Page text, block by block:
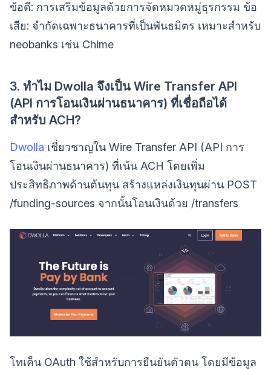
ข้อดี: การเสริมข้อมูลด้วยการจัดหมวดหมู่ธุรกรรม ข้อ
เสีย: จำกัดเฉพาะธนาคารที่เป็นพันธมิตร เหมาะสำหรับ
neobanks เช่น Chime
3. ทำไม Dwolla จึงเป็น Wire Transfer API
(API การโอนเงินผ่านธนาคาร) ที่เชื่อถือได้
สำหรับ ACH?
Dwolla เชี่ยวชาญใน Wire Transfer API (API การ
โอนเงินผ่านธนาคาร) ที่เน้น ACH โดยเพิ่ม
ประสิทธิภาพด้านต้นทุน สร้างแหล่งเงินทุนผ่าน POST
/funding-sources จากนั้นโอนเงินด้วย /transfers
โทเค็น OAuth ใช้สำหรับการยืนยันตัวตน โดยมีข้อมูล